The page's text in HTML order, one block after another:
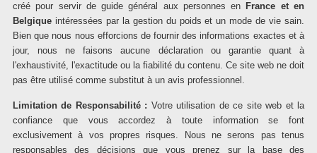
créé pour servir de guide général aux personnes en France et en
Belgique intéressées par la gestion du poids et un mode de vie sain.
Bien que nous nous efforcions de fournir des informations exactes et à
jour, nous ne faisons aucune déclaration ou garantie quant à
l'exhaustivité, l'exactitude ou la fiabilité du contenu. Ce site web ne doit
pas être utilisé comme substitut à un avis professionnel.
Limitation de Responsabilité : Votre utilisation de ce site web et la
confiance que vous accordez à toute information se font
exclusivement à vos propres risques. Nous ne serons pas tenus
responsables des décisions que vous prenez sur la base des